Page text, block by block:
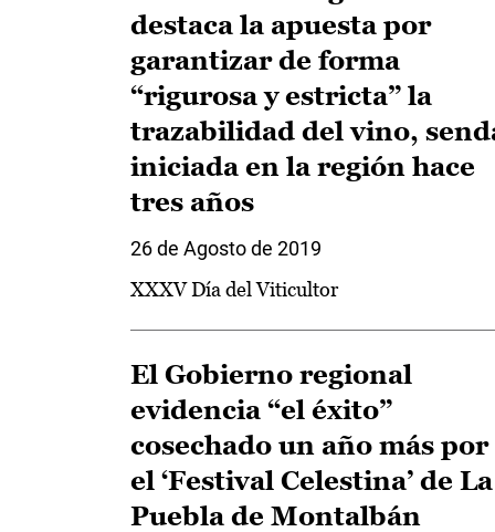
destaca la apuesta por
garantizar de forma
“rigurosa y estricta” la
trazabilidad del vino,
iniciada en la región hace
tres años
26 de Agosto de 2019
XXXV Día del Viticultor
El Gobierno regional
evidencia “el éxito”
cosechado un año más por
el ‘Festival Celestina’ de La
Puebla de Montalbán